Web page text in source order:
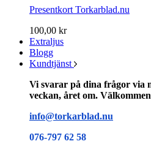
Presentkort Torkarblad.nu
100,00 kr
Extraljus
Blogg
Kundtjänst
Vi svarar på dina frågor via
veckan, året om.
info@torkarblad.nu
076-797 62 58